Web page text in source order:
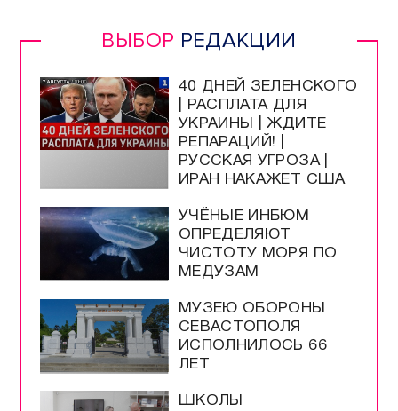
ВЫБОР РЕДАКЦИИ
40 ДНЕЙ ЗЕЛЕНСКОГО
| РАСПЛАТА ДЛЯ
УКРАИНЫ | ЖДИТЕ
РЕПАРАЦИЙ! |
РУССКАЯ УГРОЗА |
ИРАН НАКАЖЕТ США
УЧЁНЫЕ ИНБЮМ
ОПРЕДЕЛЯЮТ
ЧИСТОТУ МОРЯ ПО
МЕДУЗАМ
МУЗЕЮ ОБОРОНЫ
СЕВАСТОПОЛЯ
ИСПОЛНИЛОСЬ 66
ЛЕТ
ШКОЛЫ